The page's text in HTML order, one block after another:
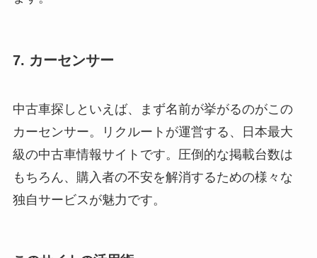
7. カーセンサー
中古車探しといえば、まず名前が挙がるのがこの
カーセンサー。リクルートが運営する、日本最大
級の中古車情報サイトです。圧倒的な掲載台数は
もちろん、購入者の不安を解消するための様々な
独自サービスが魅力です。